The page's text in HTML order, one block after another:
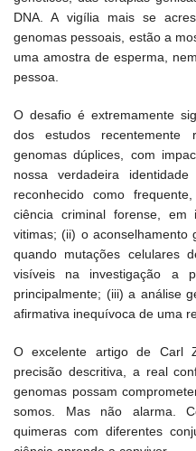
DNA. A vigília mais se
genomas pessoais, estão a
uma amostra de esperma,
pessoa.
O desafio é extremamente
dos estudos recentemente
genomas dúplices, com
nossa verdadeira
reconhecido como
ciência criminal forense, em
vitimas; (ii) o aconselhamento
quando mutações celulares
visíveis na investigação a
principalmente; (iii) a análise
afirmativa inequívoca de uma
O excelente artigo de Carl
precisão descritiva, a real
genomas possam
somos. Mas não alarma.
quimeras com diferentes